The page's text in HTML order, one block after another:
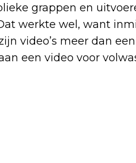
grappen en
werkte wel, want
video’s meer dan
een video voor